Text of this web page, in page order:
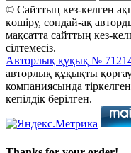
© Сайттың кез-келген
көшіру, сондай-ақ
мақсатта сайттың кез-
сілтемесіз.
Авторлық құқық №
авторлық құқықты
компаниясында
кепілдік берілген.